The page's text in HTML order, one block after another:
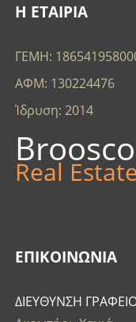
Η ΕΤΑΙΡΙΑ
ΓΕΜΗ:
ΑΦΜ: 130224476
Ίδρυση: 2014
Broosco
Real
ΕΠΙΚΟΙΝΩΝΊΑ
ΔΙΕΥΘΥΝΣΗ